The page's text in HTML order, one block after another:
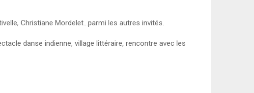
Christiane Mordelet…parmi les autres invités.
danse indienne, village littéraire, rencontre avec les